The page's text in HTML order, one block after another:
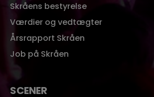
Skråens bestyrelse
Værdier og vedtægter
Årsrapport Skråen
Job på Skråen
SCENER